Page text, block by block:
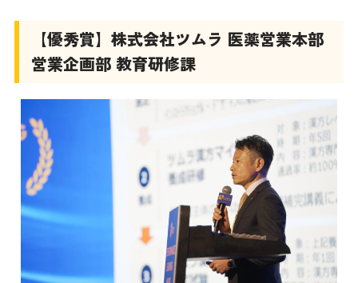
【優秀賞】株式会社ツムラ 医薬営業本部
営業企画部 教育研修課